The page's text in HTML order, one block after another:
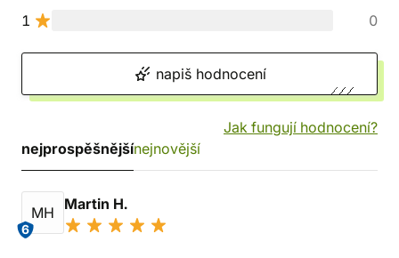
1
0
napiš hodnocení
Jak fungují hodnocení?
nejprospěšnějšínejnovější
MH
6
Martin H.